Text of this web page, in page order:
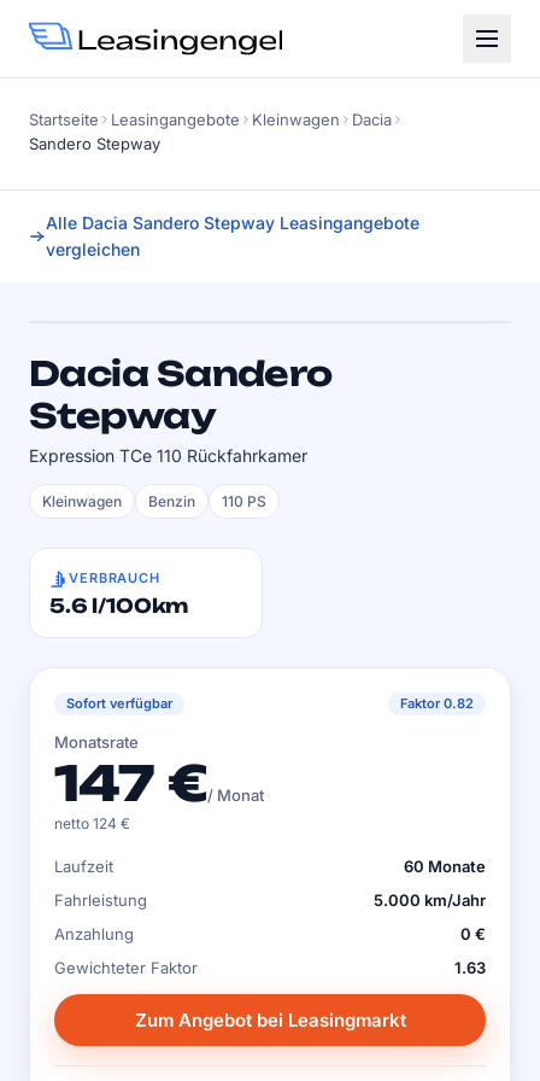
Startseite Leasingangebote Kleinwagen
Dacia
Sandero Stepway
Alle Dacia Sandero Stepway Leasingangebote
vergleichen
Faktor 0.82 SOFORT VERFÜGBAR
Dacia Sandero
Stepway
Expression TCe 110 Rückfahrkamer
Kleinwagen Benzin 110 PS
VERBRAUCH
5.6 l/100km
Sofort verfügbar Faktor 0.82
Monatsrate
147 €/ Monat
netto 124 €
Laufzeit
60 Monate
Fahrleistung
5.000 km/Jahr
Anzahlung
0 €
Gewichteter Faktor
1.63
Zum Angebot bei Leasingmarkt